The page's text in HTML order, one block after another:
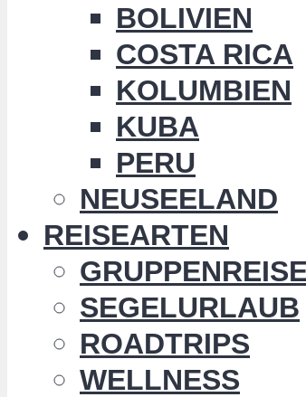
BOLIVIEN
COSTA RICA
KOLUMBIEN
KUBA
PERU
NEUSEELAND
REISEARTEN
SEGELURLAUB
ROADTRIPS
WELLNESS